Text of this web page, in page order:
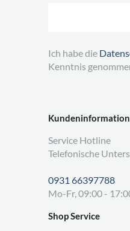
Kundeninformation
Service Hotline
Telefonische
0931 66397788
Mo-Fr, 09:00 -
Shop Service
Ich habe die
Kenntnis